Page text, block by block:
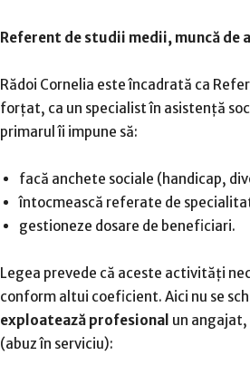
Referent de studii medii, muncă
Rădoi Cornelia este încadrată ca
forțat, ca un specialist în asistență
primarul îi impune să:
facă anchete sociale (handicap,
întocmească referate de
gestioneze dosare de beneficiari.
Legea prevede că aceste activități
conform altui coeficient. Aici nu se
exploatează profesional un angajat,
(abuz în serviciu):